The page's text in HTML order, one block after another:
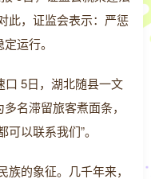
此，证监会表示：严惩
运行。
口 5日，湖北随县一文
名滞留旅客煮面条，
以联系我们”。
的象征。几千年来，